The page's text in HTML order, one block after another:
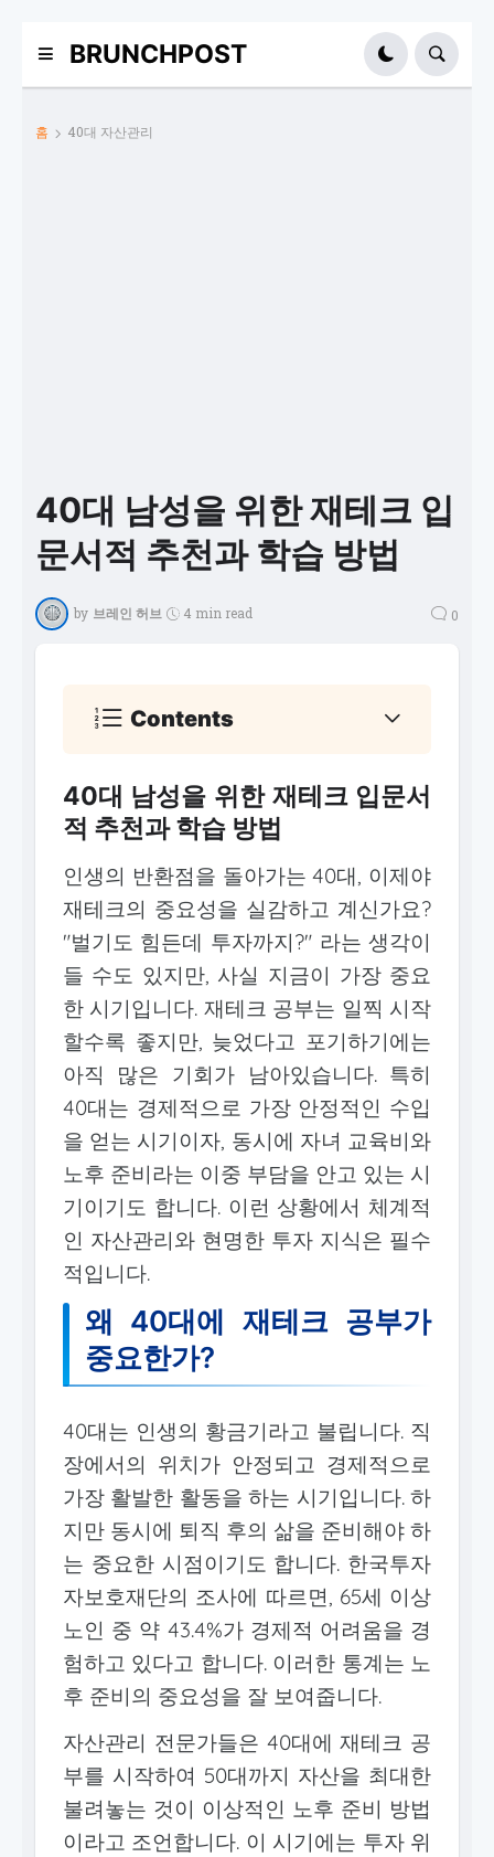
BRUNCHPOST
홈 40대 자산관리
40대 남성을 위한 재테크 입
문서적 추천과 학습 방법
by 브레인 허브 4 min read 0
Contents
40대 남성을 위한 재테크 입문서
적 추천과 학습 방법
인생의 반환점을 돌아가는 40대, 이제야
재테크의 중요성을 실감하고 계신가요?
"벌기도 힘든데 투자까지?" 라는 생각이
들 수도 있지만, 사실 지금이 가장 중요
한 시기입니다. 재테크 공부는 일찍 시작
할수록 좋지만, 늦었다고 포기하기에는
아직 많은 기회가 남아있습니다. 특히
40대는 경제적으로 가장 안정적인 수입
을 얻는 시기이자, 동시에 자녀 교육비와
노후 준비라는 이중 부담을 안고 있는 시
기이기도 합니다. 이런 상황에서 체계적
인 자산관리와 현명한 투자 지식은 필수
적입니다.
왜 40대에 재테크 공부가
중요한가?
40대는 인생의 황금기라고 불립니다. 직
장에서의 위치가 안정되고 경제적으로
가장 활발한 활동을 하는 시기입니다. 하
지만 동시에 퇴직 후의 삶을 준비해야 하
는 중요한 시점이기도 합니다. 한국투자
자보호재단의 조사에 따르면, 65세 이상
노인 중 약 43.4%가 경제적 어려움을 경
험하고 있다고 합니다. 이러한 통계는 노
후 준비의 중요성을 잘 보여줍니다.
자산관리 전문가들은 40대에 재테크 공
부를 시작하여 50대까지 자산을 최대한
불려놓는 것이 이상적인 노후 준비 방법
이라고 조언합니다. 이 시기에는 투자 위